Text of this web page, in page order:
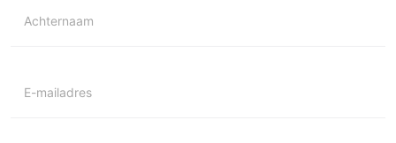
Achternaam
E-mailadres